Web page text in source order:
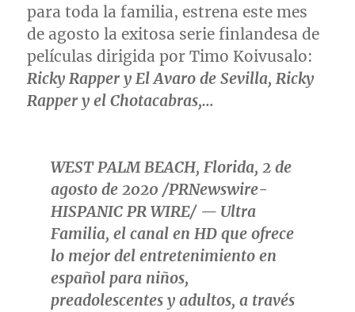
para toda la familia, estrena este mes
de agosto la exitosa serie finlandesa de
películas dirigida por Timo Koivusalo:
Ricky Rapper y El Avaro deSevilla, Ricky
Rapper y el Chotacabras,…
WEST PALM BEACH, Florida, 2 de
agosto de 2020 /PRNewswire-
HISPANIC PR WIRE/ — Ultra
Familia, el canal en HD que ofrece
lo mejor del entretenimiento en
español para niños,
preadolescentes y adultos, a través